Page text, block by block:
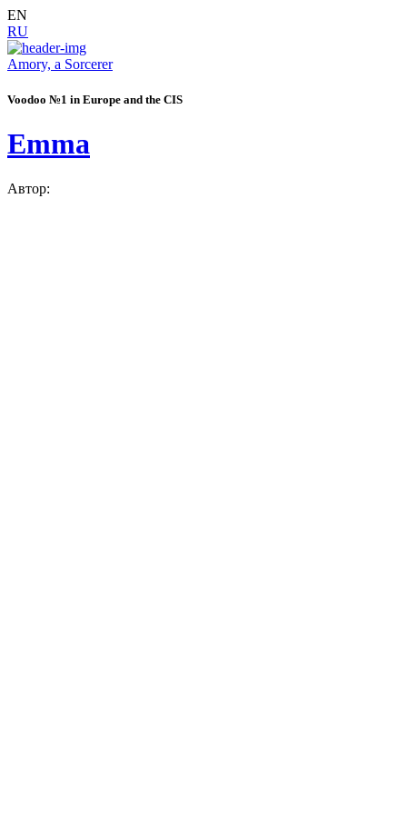
EN
RU
Amory, a Sorcerer
Voodoo №1 in Europe and the CIS
Emma
Автор: